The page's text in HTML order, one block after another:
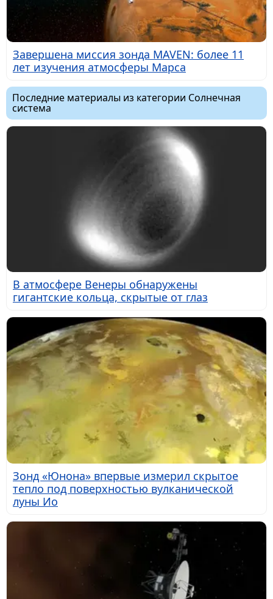
Завершена миссия зонда MAVEN: более 11
лет изучения атмосферы Марса
Последние материалы из категории Солнечная
система
В атмосфере Венеры обнаружены
гигантские кольца, скрытые от глаз
Зонд «Юнона» впервые измерил скрытое
тепло под поверхностью вулканической
луны Ио